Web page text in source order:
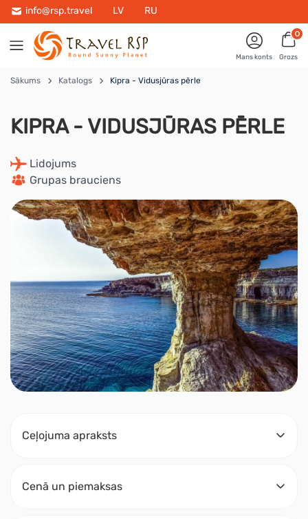
info@rsp.travel LV RU
Mans konts
0
Grozs
Sākums Katalogs Kipra - Vidusjūras pērle
KIPRA - VIDUSJŪRAS PĒRLE
Lidojums
Grupas brauciens
Ceļojuma apraksts
Cenā un piemaksas